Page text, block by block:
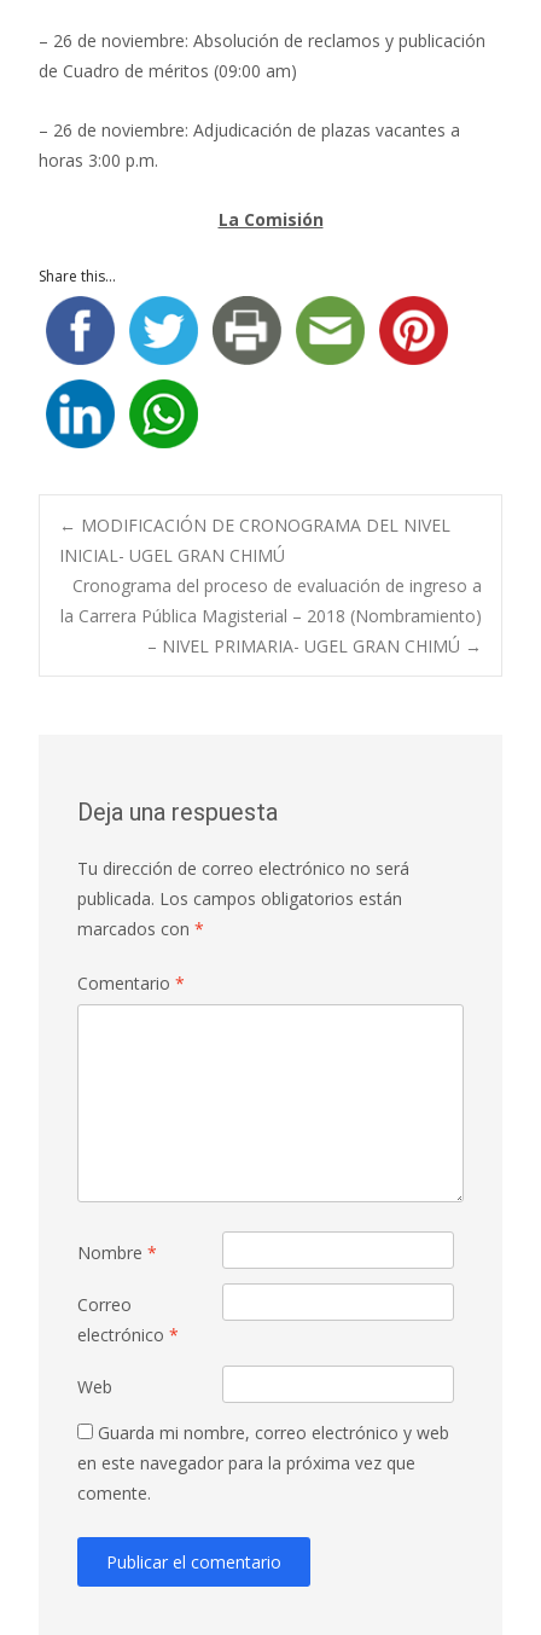
– 26 de noviembre: Absolución de reclamos y publicación
de Cuadro de méritos (09:00 am)
– 26 de noviembre: Adjudicación de plazas vacantes a
horas 3:00 p.m.
La Comisión
Share this...
Navegación
de
entradas
← MODIFICACIÓN DE CRONOGRAMA DEL NIVEL
INICIAL- UGEL GRAN CHIMÚ
Cronograma del proceso de evaluación de ingreso a
la Carrera Pública Magisterial – 2018 (Nombramiento)
– NIVEL PRIMARIA- UGEL GRAN CHIMÚ →
Deja una respuesta
Tu dirección de correo electrónico no será
publicada. Los campos obligatorios están
marcados con *
Comentario *
Nombre *
Correo
electrónico *
Web
Guarda mi nombre, correo electrónico y web
en este navegador para la próxima vez que
comente.